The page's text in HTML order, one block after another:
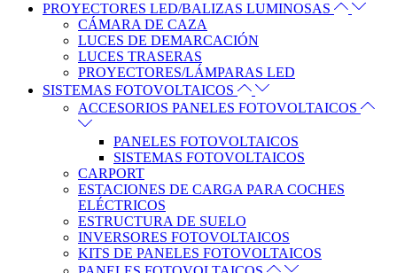
PROYECTORES LED/BALIZAS LUMINOSAS
CÁMARA DE CAZA
LUCES DE DEMARCACIÓN
LUCES TRASERAS
PROYECTORES/LÁMPARAS LED
SISTEMAS FOTOVOLTAICOS
ACCESORIOS PANELES FOTOVOLTAICOS
PANELES FOTOVOLTAICOS
SISTEMAS FOTOVOLTAICOS
CARPORT
ESTACIONES DE CARGA PARA COCHES
ELÉCTRICOS
ESTRUCTURA DE SUELO
INVERSORES FOTOVOLTAICOS
KITS DE PANELES FOTOVOLTAICOS